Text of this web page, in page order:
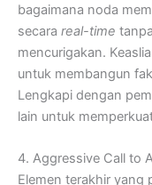
bagaimana noda
secara real-time
mencurigakan.
untuk membangun
Lengkapi dengan
lain untuk
4. Aggressive Call to
Elemen terakhir yang